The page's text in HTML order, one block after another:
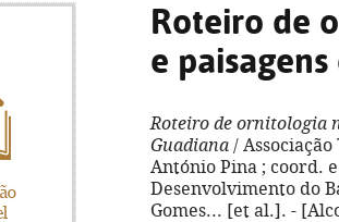
Roteiro de
e
Roteiro de ornitologia
Guadiana /
António Pina ; coord.
Desenvolvimento do
Gomes... [et al.]. -